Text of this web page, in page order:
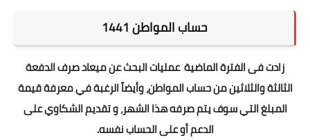
حساب المواطن 1441
زادت فى الفترة الماضية عمليات البحث عن ميعاد صرف الدفعة
الثالثة والثلاثين من حساب المواطن، وأيضاً الرغبة في معرفة قيمة
المبلغ التي سوف يتم صرفه هذا الشهر، و تقديم الشكاوي على
الدعم أو على الحساب نفسه.